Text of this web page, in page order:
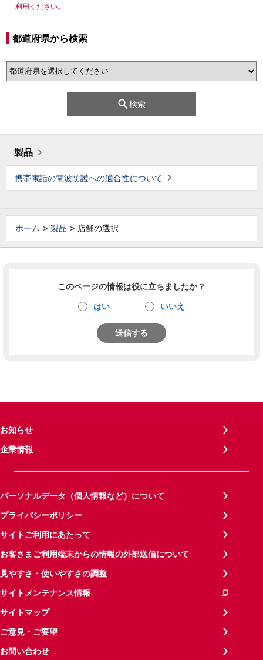
利用ください。
都道府県から検索
検索
製品
携帯電話の電波防護への適合性について
ホーム 製品 店舗の選択
このページの情報は役に立ちましたか？
はい いいえ
送信する
お知らせ
企業情報
パーソナルデータ（個人情報など）について
プライバシーポリシー
サイトご利用にあたって
お客さまご利用端末からの情報の外部送信について
見やすさ・使いやすさの調整
サイトメンテナンス情報
サイトマップ
ご意見・ご要望
お問い合わせ